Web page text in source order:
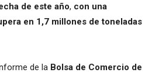
de este año, con una
en 1,7 millones de toneladas
de la Bolsa de Comercio de